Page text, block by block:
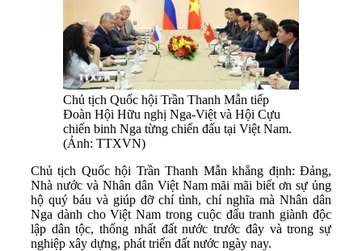
Chủ tịch Quốc hội Trần Thanh Mẫn tiếp
Đoàn Hội Hữu nghị Nga-Việt và Hội Cựu
chiến binh Nga từng chiến đấu tại Việt Nam.
(Ảnh: TTXVN)
Chủ tịch Quốc hội Trần Thanh Mẫn khẳng định: Đảng,
Nhà nước và Nhân dân Việt Nam mãi mãi biết ơn sự ủng
hộ quý báu và giúp đỡ chí tình, chí nghĩa mà Nhân dân
Nga dành cho Việt Nam trong cuộc đấu tranh giành độc
lập dân tộc, thống nhất đất nước trước đây và trong sự
nghiệp xây dựng, phát triển đất nước ngày nay.